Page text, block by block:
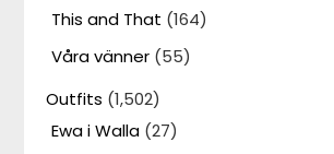
This and That (164)
Våra vänner (55)
Outfits (1,502)
Ewa i Walla (27)